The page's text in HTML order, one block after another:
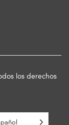
los derechos